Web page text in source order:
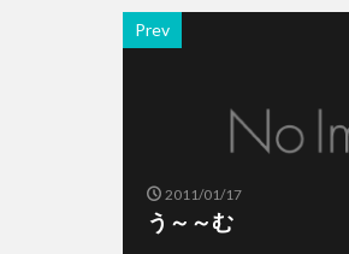
Prev
2011/01/17
う～～む